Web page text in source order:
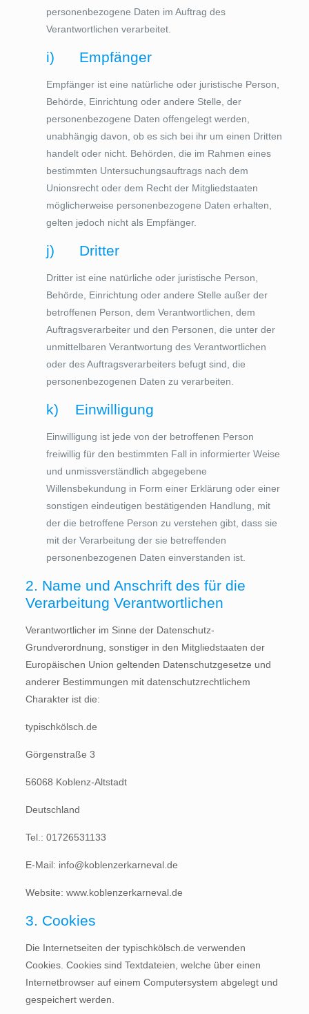
personenbezogene Daten im Auftrag des
Verantwortlichen verarbeitet.
i) Empfänger
Empfänger ist eine natürliche oder juristische Person,
Behörde, Einrichtung oder andere Stelle, der
personenbezogene Daten offengelegt werden,
unabhängig davon, ob es sich bei ihr um einen Dritten
handelt oder nicht. Behörden, die im Rahmen eines
bestimmten Untersuchungsauftrags nach dem
Unionsrecht oder dem Recht der Mitgliedstaaten
möglicherweise personenbezogene Daten erhalten,
gelten jedoch nicht als Empfänger.
j) Dritter
Dritter ist eine natürliche oder juristische Person,
Behörde, Einrichtung oder andere Stelle außer der
betroffenen Person, dem Verantwortlichen, dem
Auftragsverarbeiter und den Personen, die unter der
unmittelbaren Verantwortung des Verantwortlichen
oder des Auftragsverarbeiters befugt sind, die
personenbezogenen Daten zu verarbeiten.
k) Einwilligung
Einwilligung ist jede von der betroffenen Person
freiwillig für den bestimmten Fall in informierter Weise
und unmissverständlich abgegebene
Willensbekundung in Form einer Erklärung oder einer
sonstigen eindeutigen bestätigenden Handlung, mit
der die betroffene Person zu verstehen gibt, dass sie
mit der Verarbeitung der sie betreffenden
personenbezogenen Daten einverstanden ist.
2. Name und Anschrift des für die
Verarbeitung Verantwortlichen
Verantwortlicher im Sinne der Datenschutz-
Grundverordnung, sonstiger in den Mitgliedstaaten der
Europäischen Union geltenden Datenschutzgesetze und
anderer Bestimmungen mit datenschutzrechtlichem
Charakter ist die:
typischkölsch.de
Görgenstraße 3
56068 Koblenz-Altstadt
Deutschland
Tel.: 01726531133
E-Mail: info@koblenzerkarneval.de
Website: www.koblenzerkarneval.de
3. Cookies
Die Internetseiten der typischkölsch.de verwenden
Cookies. Cookies sind Textdateien, welche über einen
Internetbrowser auf einem Computersystem abgelegt und
gespeichert werden.